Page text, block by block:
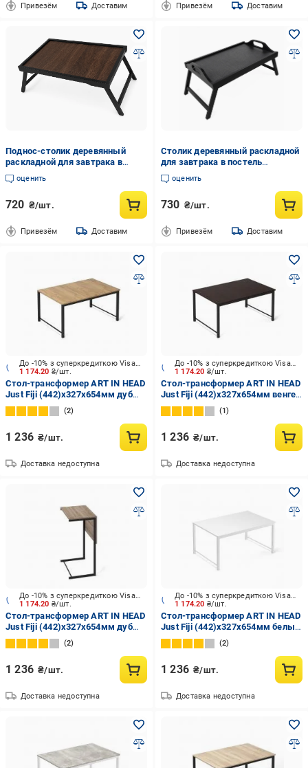
Привезём Доставим Привезём Доставим
Поднос-столик деревянный
раскладной для завтрака в
кровать 53х32х22 см
оценить
720 ₴/шт.
Привезём Доставим
Столик деревянный раскладной
для завтрака в постель
53х32х22 см
оценить
730 ₴/шт.
Привезём Доставим
1 174.20 ₴/шт.
До -10% з суперкредиткою Visa Вигода
Стол-трансформер ART IN HEAD
Just Fiji (442)x327x654мм дуб
крафт золотой/черный
2
1 236 ₴/шт.
Доставка недоступна
1 174.20 ₴/шт.
До -10% з суперкредиткою Visa Вигода
Стол-трансформер ART IN HEAD
Just Fiji (442)x327x654мм венге/
черный
1
1 236 ₴/шт.
Доставка недоступна
1 174.20 ₴/шт.
До -10% з суперкредиткою Visa Вигода
Стол-трансформер ART IN HEAD
Just Fiji (442)x327x654мм дуб
ривьера/черный
2
1 236 ₴/шт.
Доставка недоступна
1 174.20 ₴/шт.
До -10% з суперкредиткою Visa Вигода
Стол-трансформер ART IN HEAD
Just Fiji (442)x327x654мм белый
бриллиант/черный
2
1 236 ₴/шт.
Доставка недоступна